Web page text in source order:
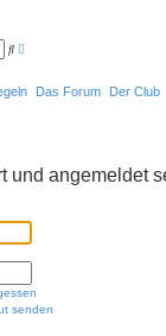
S
h
e i
S
e
Das Forum Der Club
und angemeldet
senden